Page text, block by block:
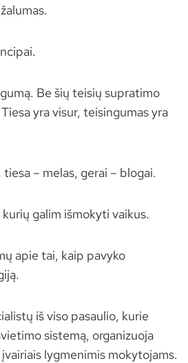
Be šių teisių supratimo
yra visur, teisingumas yra
– melas, gerai – blogai.
galim išmokyti vaikus.
apie tai, kaip pavyko
iš viso pasaulio, kurie
sistemą, organizuoja
lygmenimis mokytojams.